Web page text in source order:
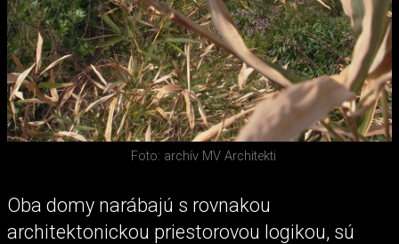
Foto: archív MV Architekti
Oba domy narábajú s rovnakou
architektonickou priestorovou logikou, sú